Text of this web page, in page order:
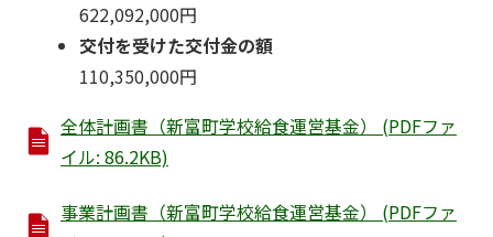
622,092,000円
交付を受けた交付金の額
110,350,000円
全体計画書（新富町学校給食運営基金） (PDFファ
イル: 86.2KB)
事業計画書（新富町学校給食運営基金） (PDFファ